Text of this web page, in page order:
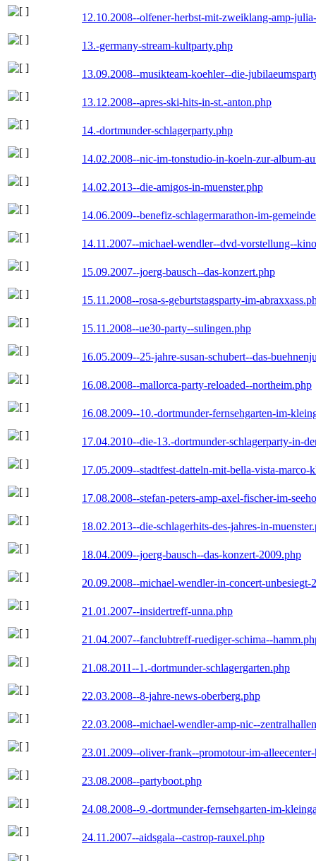
12.10.2008--olfener-herbst-mit-zweiklang-amp-
13.-germany-stream-kultparty.php
13.09.2008--musikteam-koehler--die-
13.12.2008--apres-ski-hits-in-st.-anton.php
14.-dortmunder-schlagerparty.php
14.02.2008--nic-im-tonstudio-in-koeln-zur-album-
14.02.2013--die-amigos-in-muenster.php
14.06.2009--benefiz-schlagermarathon-im-
14.11.2007--michael-wendler--dvd-vorstellung--
15.09.2007--joerg-bausch--das-konzert.php
15.11.2008--rosa-s-geburtstagsparty-im-
15.11.2008--ue30-party--sulingen.php
16.05.2009--25-jahre-susan-schubert--das-
16.08.2008--mallorca-party-reloaded--northeim.php
16.08.2009--10.-dortmunder-fernsehgarten-im-
17.04.2010--die-13.-dortmunder-schlagerparty-in-
17.05.2009--stadtfest-datteln-mit-bella-vista-marco-
17.08.2008--stefan-peters-amp-axel-fischer-im-
18.02.2013--die-schlagerhits-des-jahres-in-
18.04.2009--joerg-bausch--das-konzert-2009.php
20.09.2008--michael-wendler-in-concert-unbesiegt-
21.01.2007--insidertreff-unna.php
21.04.2007--fanclubtreff-ruediger-schima--
21.08.2011--1.-dortmunder-schlagergarten.php
22.03.2008--8-jahre-news-oberberg.php
22.03.2008--michael-wendler-amp-nic--
23.01.2009--oliver-frank--promotour-im-
23.08.2008--partyboot.php
24.08.2008--9.-dortmunder-fernsehgarten-im-
24.11.2007--aidsgala--castrop-rauxel.php